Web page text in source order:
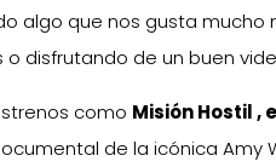
algo que nos gusta
o disfrutando de un buen
como Misión Hostil ,
de la icónica Amy